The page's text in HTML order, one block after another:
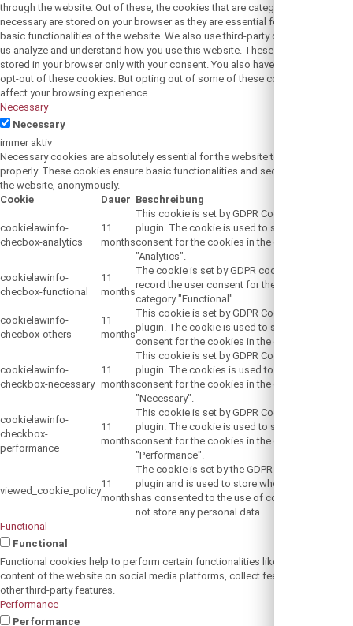
through the website. Out of these, the cookies that are categorized as
necessary are stored on your browser as they are essential for the working of
basic functionalities of the website. We also use third-party cookies that help
us analyze and understand how you use this website. These cookies will be
stored in your browser only with your consent. You also have the option to
opt-out of these cookies. But opting out of some of these cookies may
affect your browsing experience.
Necessary
Necessary
immer aktiv
Necessary cookies are absolutely essential for the website to function
properly. These cookies ensure basic functionalities and security features of
the website, anonymously.
Cookie
Dauer Beschreibung
cookielawinfo-
checbox-analytics
11
months
This cookie is set by GDPR Cookie Consent
plugin. The cookie is used to store the user
consent for the cookies in the category
"Analytics".
cookielawinfo-
checbox-functional
11
months
The cookie is set by GDPR cookie consent to
record the user consent for the cookies in the
category "Functional".
cookielawinfo-
checbox-others
11
months
This cookie is set by GDPR Cookie Consent
plugin. The cookie is used to store the user
consent for the cookies in the category "Other.
cookielawinfo-
checkbox-necessary
11
months
This cookie is set by GDPR Cookie Consent
plugin. The cookies is used to store the user
consent for the cookies in the category
"Necessary".
cookielawinfo-
checkbox-
performance
11
months
This cookie is set by GDPR Cookie Consent
plugin. The cookie is used to store the user
consent for the cookies in the category
"Performance".
viewed_cookie_policy
11
months
The cookie is set by the GDPR Cookie Consent
plugin and is used to store whether or not user
has consented to the use of cookies. It does
not store any personal data.
Functional
Functional
Functional cookies help to perform certain functionalities like sharing the
content of the website on social media platforms, collect feedbacks, and
other third-party features.
Performance
Performance